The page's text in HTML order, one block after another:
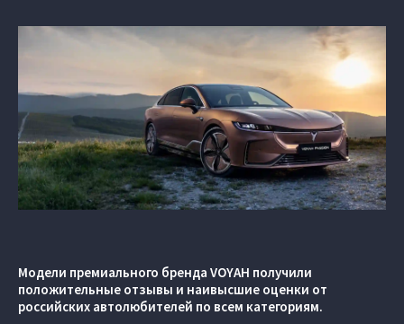
Модели премиального бренда VOYAH получили
положительные отзывы и наивысшие оценки от
российских автолюбителей по всем категориям.